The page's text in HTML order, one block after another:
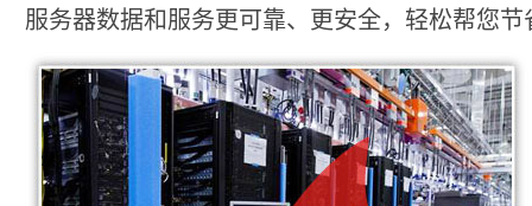
服务器数据和服务更可靠、更安全，轻松帮您节